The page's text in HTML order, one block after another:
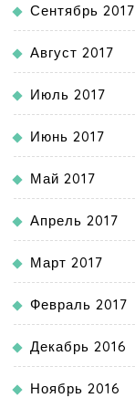
Сентябрь 2017
Август 2017
Июль 2017
Июнь 2017
Май 2017
Апрель 2017
Март 2017
Февраль 2017
Декабрь 2016
Ноябрь 2016